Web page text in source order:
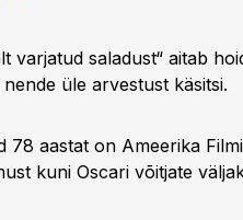
varjatud saladust“ aitab
üle arvestust käsitsi.
78 aastat on Ameerika
kuni Oscari võitjate